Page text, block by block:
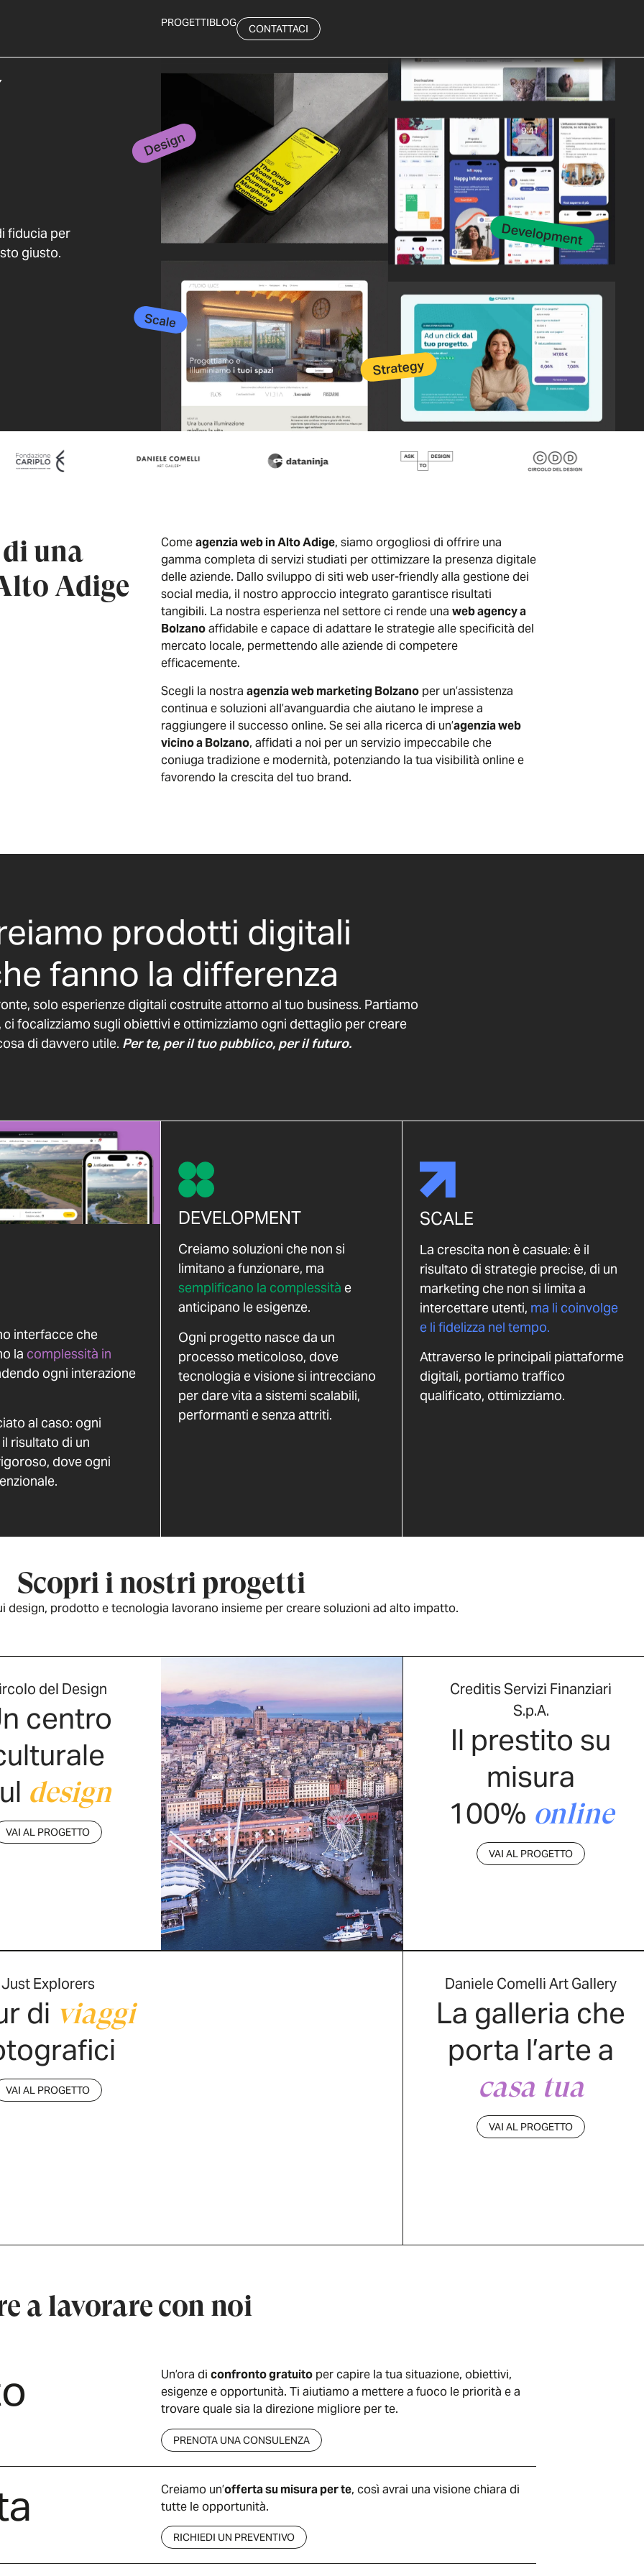
PROGETTIBLOG CONTATTACI
fiducia per
giusto.
una
Adige
Comeagenzia web in Alto Adige, siamo orgogliosi di offrire una
gamma completa di servizi studiati per ottimizzare la presenza digitale
delle aziende. Dallo sviluppo di siti web user-friendly alla gestione dei
social media, il nostro approccio integrato garantisce risultati
tangibili. La nostra esperienza nel settore ci rende una web agency a
Bolzanoaffidabile e capace di adattare le strategie alle specificità del
mercato locale, permettendo alle aziende di competere
efficacemente.
Scegli la nostra agenzia web marketing Bolzano per un’assistenza
continua e soluzioni all’avanguardia che aiutano le imprese a
raggiungere il successo online. Se sei alla ricerca di un’agenzia web
vicino a Bolzano, affidati a noi per un servizio impeccabile che
coniuga tradizione e modernità, potenziando la tua visibilità online e
favorendo la crescita del tuo brand.
prodotti digitali
fanno la differenza
solo esperienze digitali costruite attorno al tuo business. Partiamo
ci focalizziamo sugli obiettivi e ottimizziamo ogni dettaglio per creare
di davvero utile. Per te, per il tuo pubblico, per il futuro.
interfacce che
la complessità in
ogni interazione
al caso: ogni
risultato di un
dove ogni
DEVELOPMENT
Creiamo soluzioni che non si
limitano a funzionare, ma
semplificano la complessità e
anticipano le esigenze.
Ogni progetto nasce da un
processo meticoloso, dove
tecnologia e visione si intrecciano
per dare vita a sistemi scalabili,
performanti e senza attriti.
SCALE
La crescita non è casuale: è il
risultato di strategie precise, di un
marketing che non si limita a
intercettare utenti, ma li coinvolge
e li fidelizza nel tempo.
Attraverso le principali piattaforme
digitali, portiamo traffico
qualificato, ottimizziamo.
Scopri i nostri progetti
design, prodotto e tecnologia lavorano insieme per creare soluzioni ad alto impatto.
del Design
centro
design
VAI AL PROGETTO
Creditis Servizi Finanziari
S.p.A.
Il prestito su
misura
100% online
VAI AL PROGETTO
Just Explorers
di viaggi
VAI AL PROGETTO
Daniele Comelli Art Gallery
La galleria che
porta l’arte a
casa tua
VAI AL PROGETTO
a lavorare con noi
Un’ora di confronto gratuito per capire la tua situazione, obiettivi,
esigenze e opportunità. Ti aiutiamo a mettere a fuoco le priorità e a
trovare quale sia la direzione migliore per te.
PRENOTA UNA CONSULENZA
Creiamo un’offerta su misura per te, così avrai una visione chiara di
tutte le opportunità.
RICHIEDI UN PREVENTIVO